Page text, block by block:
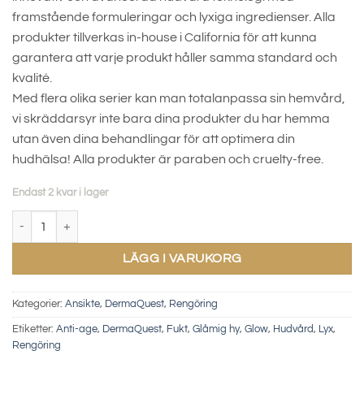
framstående formuleringar och lyxiga ingredienser. Alla
produkter tillverkas in-house i California för att kunna
garantera att varje produkt håller samma standard och
kvalité.
Med flera olika serier kan man totalanpassa sin hemvård,
vi skräddarsyr inte bara dina produkter du har hemma
utan även dina behandlingar för att optimera din
hudhälsa! Alla produkter är paraben och cruelty-free.
Endast 2 kvar i lager
LÄGG I VARUKORG
Kategorier: Ansikte, DermaQuest, Rengöring
Etiketter: Anti-age, DermaQuest, Fukt, Glåmig hy, Glow, Hudvård, Lyx,
Rengöring